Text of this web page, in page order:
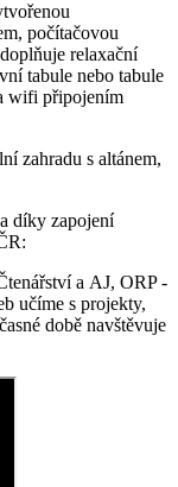
počítačovou
relaxační
tabule nebo tabule
wifi připojením
zahradu s altánem,
díky zapojení
a AJ, ORP -
učíme s projekty,
době navštěvuje